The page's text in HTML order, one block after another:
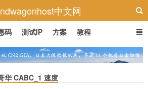
中文网
码 测试IP 方案 教程
华 CABC_1 速度